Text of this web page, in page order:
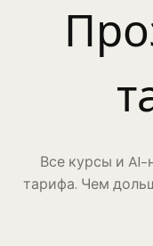
Все курсы и AI-
тарифа. Чем